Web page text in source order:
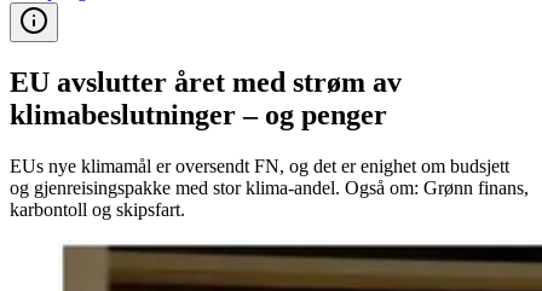
EU avslutter året med strøm av
klimabeslutninger – og penger
EUs nye klimamål er oversendt FN, og det er enighet om budsjett
og gjenreisingspakke med stor klima-andel. Også om: Grønn finans,
karbontoll og skipsfart.